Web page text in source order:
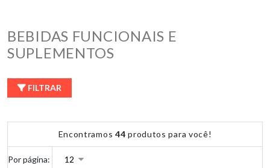
BEBIDAS FUNCIONAIS E
SUPLEMENTOS
FILTRAR
Encontramos 44 produtos para você!
Por página: